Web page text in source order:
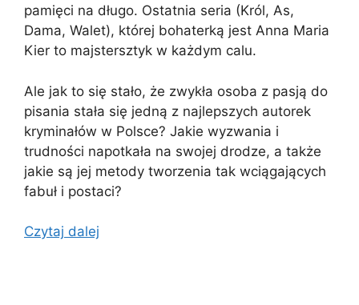
pamięci na długo. Ostatnia seria (Król, As,
Dama, Walet), której bohaterką jest Anna Maria
Kier to majstersztyk w każdym calu.
Ale jak to się stało, że zwykła osoba z pasją do
pisania stała się jedną z najlepszych autorek
kryminałów w Polsce? Jakie wyzwania i
trudności napotkała na swojej drodze, a także
jakie są jej metody tworzenia tak wciągających
fabuł i postaci?
Czytaj dalej